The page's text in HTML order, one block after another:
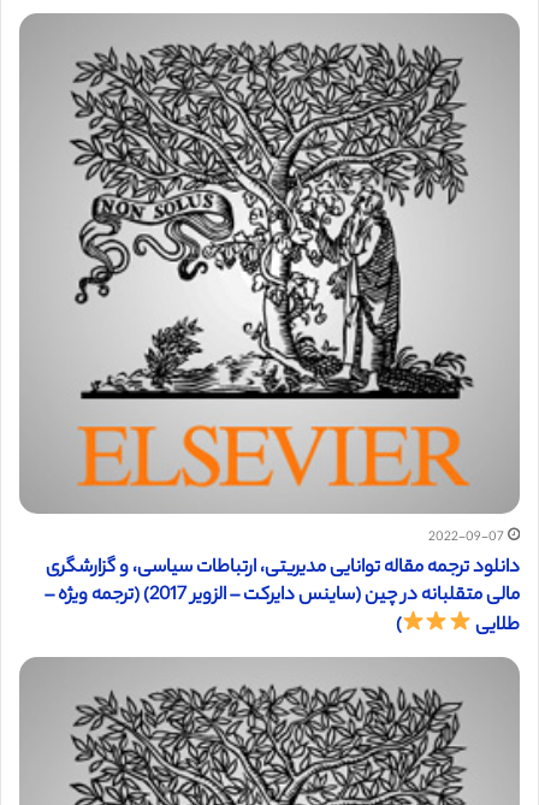
2022-09-07
دانلود ترجمه مقاله توانایی مدیریتی، ارتباطات سیاسی، و گزارشگری
مالی متقلبانه در چین (ساینس دایرکت – الزویر 2017) (ترجمه ویژه –
طلایی
)